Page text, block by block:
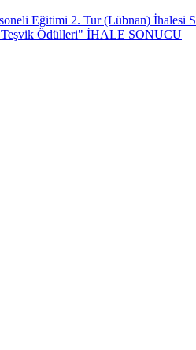
Eğitimi 2. Tur (Lübnan) İhalesi
Teşvik Ödülleri" İHALE SONUCU